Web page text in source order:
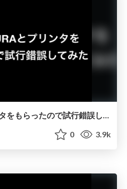
0 3.9k